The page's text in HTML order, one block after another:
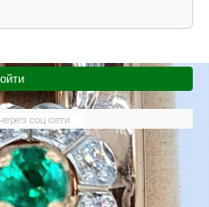
соц сети